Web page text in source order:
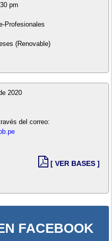
pm
Profesionales
(Renovable)
2020
del correo:
[ VER BASES ]
FACEBOOK